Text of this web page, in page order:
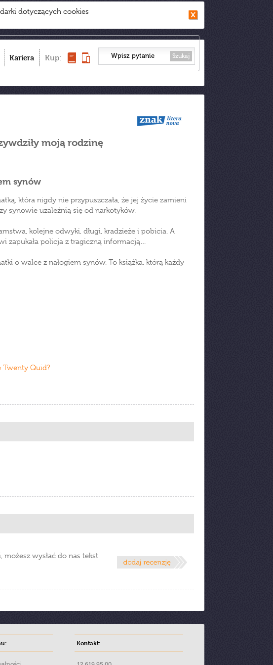
dotyczących cookies
Kariera Kup: Szukaj
moją rodzinę
synów
która nigdy nie przypuszczała, że jej życie zamieni
synowie uzależnią się od narkotyków.
kolejne odwyki, długi, kradzieże i pobicia. A
zapukała policja z tragiczną informacją…
o walce z nałogiem synów. To książka, którą każdy
Twenty Quid?
możesz wysłać do nas tekst
Kontakt: